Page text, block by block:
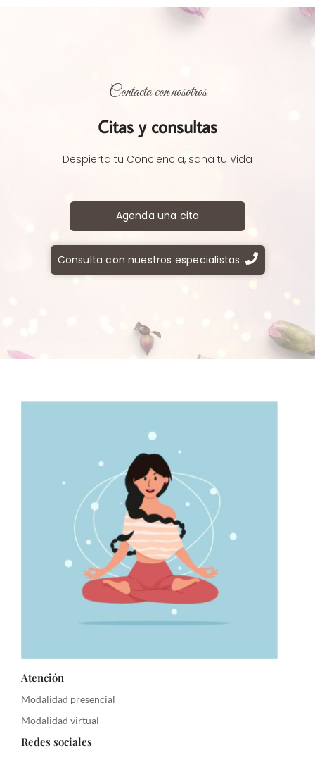
Contacta con nosotros
Citas y consultas
Despierta tu Conciencia, sana tu Vida
Agenda una cita
Consulta con nuestros especialistas
Atención
Modalidad presencial
Modalidad virtual
Redes sociales